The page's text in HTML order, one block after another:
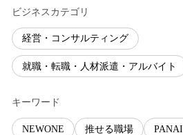
ビジネスカテゴリ
経営・コンサルティング
就職・転職・人材派遣・アルバイト
キーワード
NEWONE 推せる職場 PANAI